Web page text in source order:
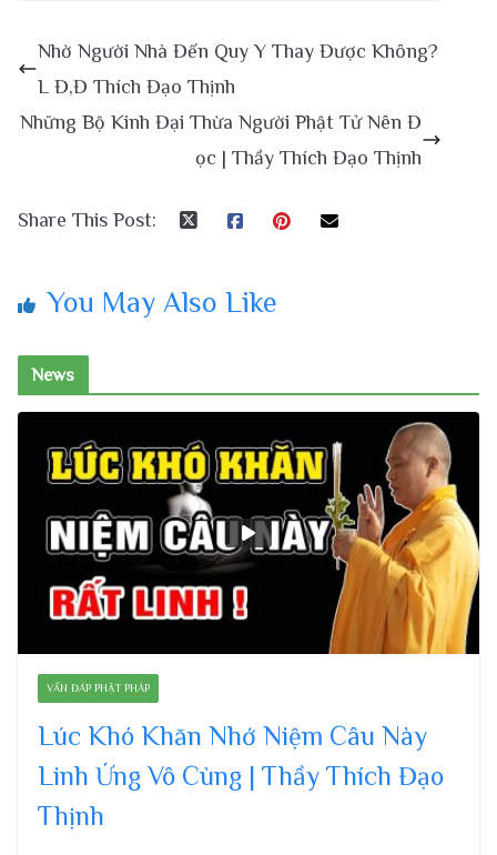
Nhờ Người Nhà Đến Quy Y Thay Được Không?
L Đ,Đ Thích Đạo Thịnh
Những Bộ Kinh Đại Thừa Người Phật Tử Nên Đ
ọc | Thầy Thích Đạo Thịnh
Share This Post:
You May Also Like
News
VẤN ĐÁP PHẬT PHÁP
Lúc Khó Khăn Nhớ Niệm Câu Này
Linh Ứng Vô Cùng | Thầy Thích Đạo
Thịnh